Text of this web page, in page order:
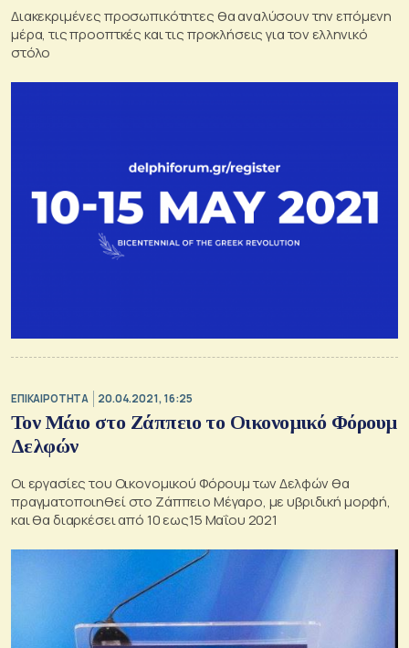
Διακεκριμένες προσωπικότητες θα αναλύσουν την επόμενη
μέρα, τις προοπτκές και τις προκλήσεις για τον ελληνικό
στόλο
ΕΠΙΚΑΙΡΟΤΗΤΑ 20.04.2021, 16:25
Τον Μάιο στο Ζάππειο το Οικονομικό Φόρουμ
Δελφών
Οι εργασίες του Οικονομικού Φόρουμ των Δελφών θα
πραγματοποιηθεί στο Ζάππειο Μέγαρο, με υβριδική μορφή,
και θα διαρκέσει από 10 εως15 Μαΐου 2021